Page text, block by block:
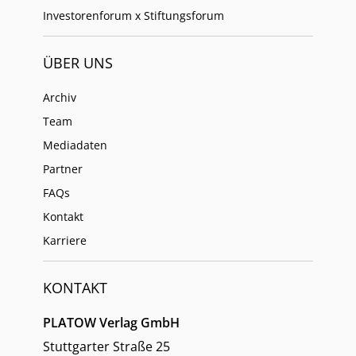
Investorenforum x Stiftungsforum
ÜBER UNS
Archiv
Team
Mediadaten
Partner
FAQs
Kontakt
Karriere
KONTAKT
PLATOW Verlag GmbH
Stuttgarter Straße 25